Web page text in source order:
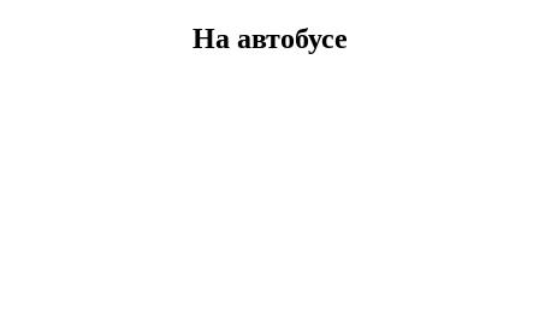
На автобусе